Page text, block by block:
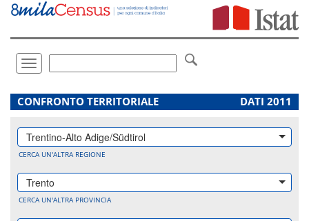
Vai
direttamente
Toggle
navigation
.
CONFRONTO TERRITORIALE DATI 2011
Trentino-Alto Adige/Südtirol
CERCA UN'ALTRA REGIONE
Trento
CERCA UN'ALTRA PROVINCIA